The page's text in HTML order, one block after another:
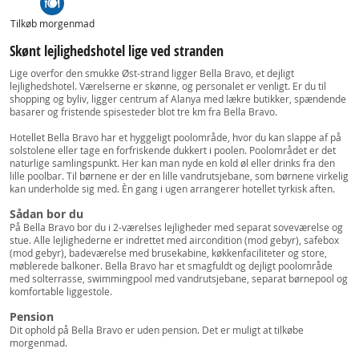
Tilkøb morgenmad
Skønt lejlighedshotel lige ved stranden
Lige overfor den smukke Øst-strand ligger Bella Bravo, et dejligt
lejlighedshotel. Værelserne er skønne, og personalet er venligt. Er du til
shopping og byliv, ligger centrum af Alanya med lækre butikker, spændende
basarer og fristende spisesteder blot tre km fra Bella Bravo.
Hotellet Bella Bravo har et hyggeligt poolområde, hvor du kan slappe af på
solstolene eller tage en forfriskende dukkert i poolen. Poolområdet er det
naturlige samlingspunkt. Her kan man nyde en kold øl eller drinks fra den
lille poolbar. Til børnene er der en lille vandrutsjebane, som børnene virkelig
kan underholde sig med. Èn gang i ugen arrangerer hotellet tyrkisk aften.
Sådan bor du
På Bella Bravo bor du i 2-værelses lejligheder med separat soveværelse og
stue. Alle lejlighederne er indrettet med aircondition (mod gebyr), safebox
(mod gebyr), badeværelse med brusekabine, køkkenfaciliteter og store,
møblerede balkoner. Bella Bravo har et smagfuldt og dejligt poolområde
med solterrasse, swimmingpool med vandrutsjebane, separat børnepool og
komfortable liggestole.
Pension
Dit ophold på Bella Bravo er uden pension. Det er muligt at tilkøbe
morgenmad.